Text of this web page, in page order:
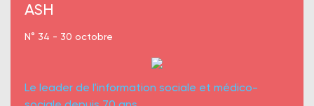
ASH
N° 34 - 30 octobre
Le leader de l'information sociale et médico-